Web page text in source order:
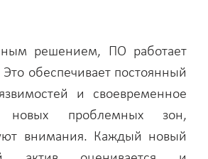
решением, ПО работает
Это обеспечивает постоянный
и своевременное
новых проблемных зон,
внимания. Каждый новый